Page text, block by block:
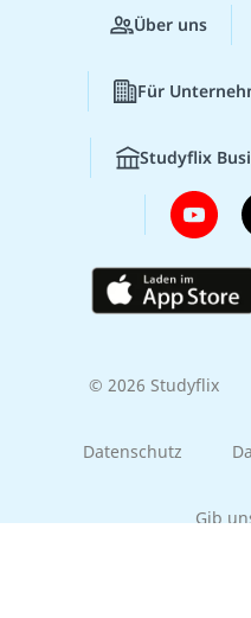
Über uns
Für
Studyflix
© 2026 Studyflix
Datenschutz
Gib